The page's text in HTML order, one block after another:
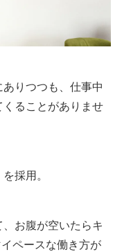
りつつも、仕事中
ることがありませ
採用。
お腹が空いたらキ
ペースな働き方が